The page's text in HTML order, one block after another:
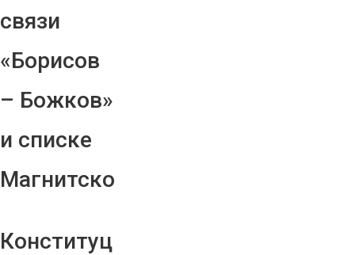
связи
«Борисов
– Божков»
и списке
Магнитско
Конституц